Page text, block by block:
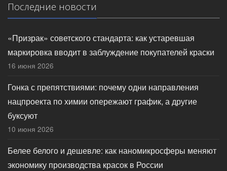
Последние новости
«Призрак» советского стандарта: как устаревшая
маркировка вводит в заблуждение покупателей краски
16 июня 2026
Гонка с препятствиями: почему одни направления
нацпроекта по химии опережают график, а другие
буксуют
10 июня 2026
Белее белого и дешевле: как наномикросферы меняют
экономику производства красок в России